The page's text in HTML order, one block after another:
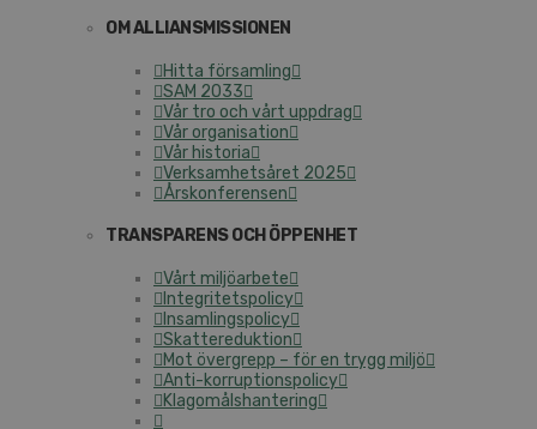
OM AL­LI­ANS­MIS­SIO­NEN
Hitta för­sam­ling
SAM 2033
Vår tro och vårt uppdrag
Vår or­ga­ni­sa­tion
Vår historia
Verk­sam­hets­å­ret 2025
Års­kon­fe­ren­sen
TRANS­PA­RENS OCH ÖPPENHET
Vårt mil­jö­ar­be­te
In­tegri­tets­po­li­cy
In­sam­lings­po­li­cy
Skat­te­re­duk­tion
Mot övergrepp – för en trygg miljö
An­ti-kor­rup­tions­po­li­cy
Kla­gomåls­han­te­ring